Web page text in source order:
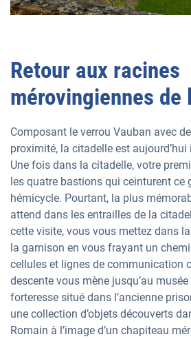
Retour aux racines
mérovingiennes de
Composant le verrou Vauban avec
proximité, la citadelle est aujourd’hui
Une fois dans la citadelle, votre
les quatre bastions qui ceinturent ce
hémicycle. Pourtant, la plus
attend dans les entrailles de la
cette visite, vous vous mettez dans
la garnison en vous frayant un
cellules et lignes de communication
descente vous mène jusqu’au
forteresse situé dans l’ancienne
une collection d’objets découverts
Romain à l’image d’un chapiteau